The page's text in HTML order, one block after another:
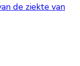
de ziekte van